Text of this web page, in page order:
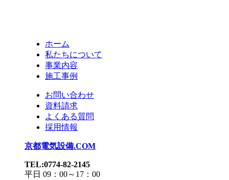
ホーム
私たちについて
事業内容
施工事例
お問い合わせ
資料請求
よくある質問
採用情報
京都電気設備.COM
TEL:0774-82-2145
平日 09：00～17：00